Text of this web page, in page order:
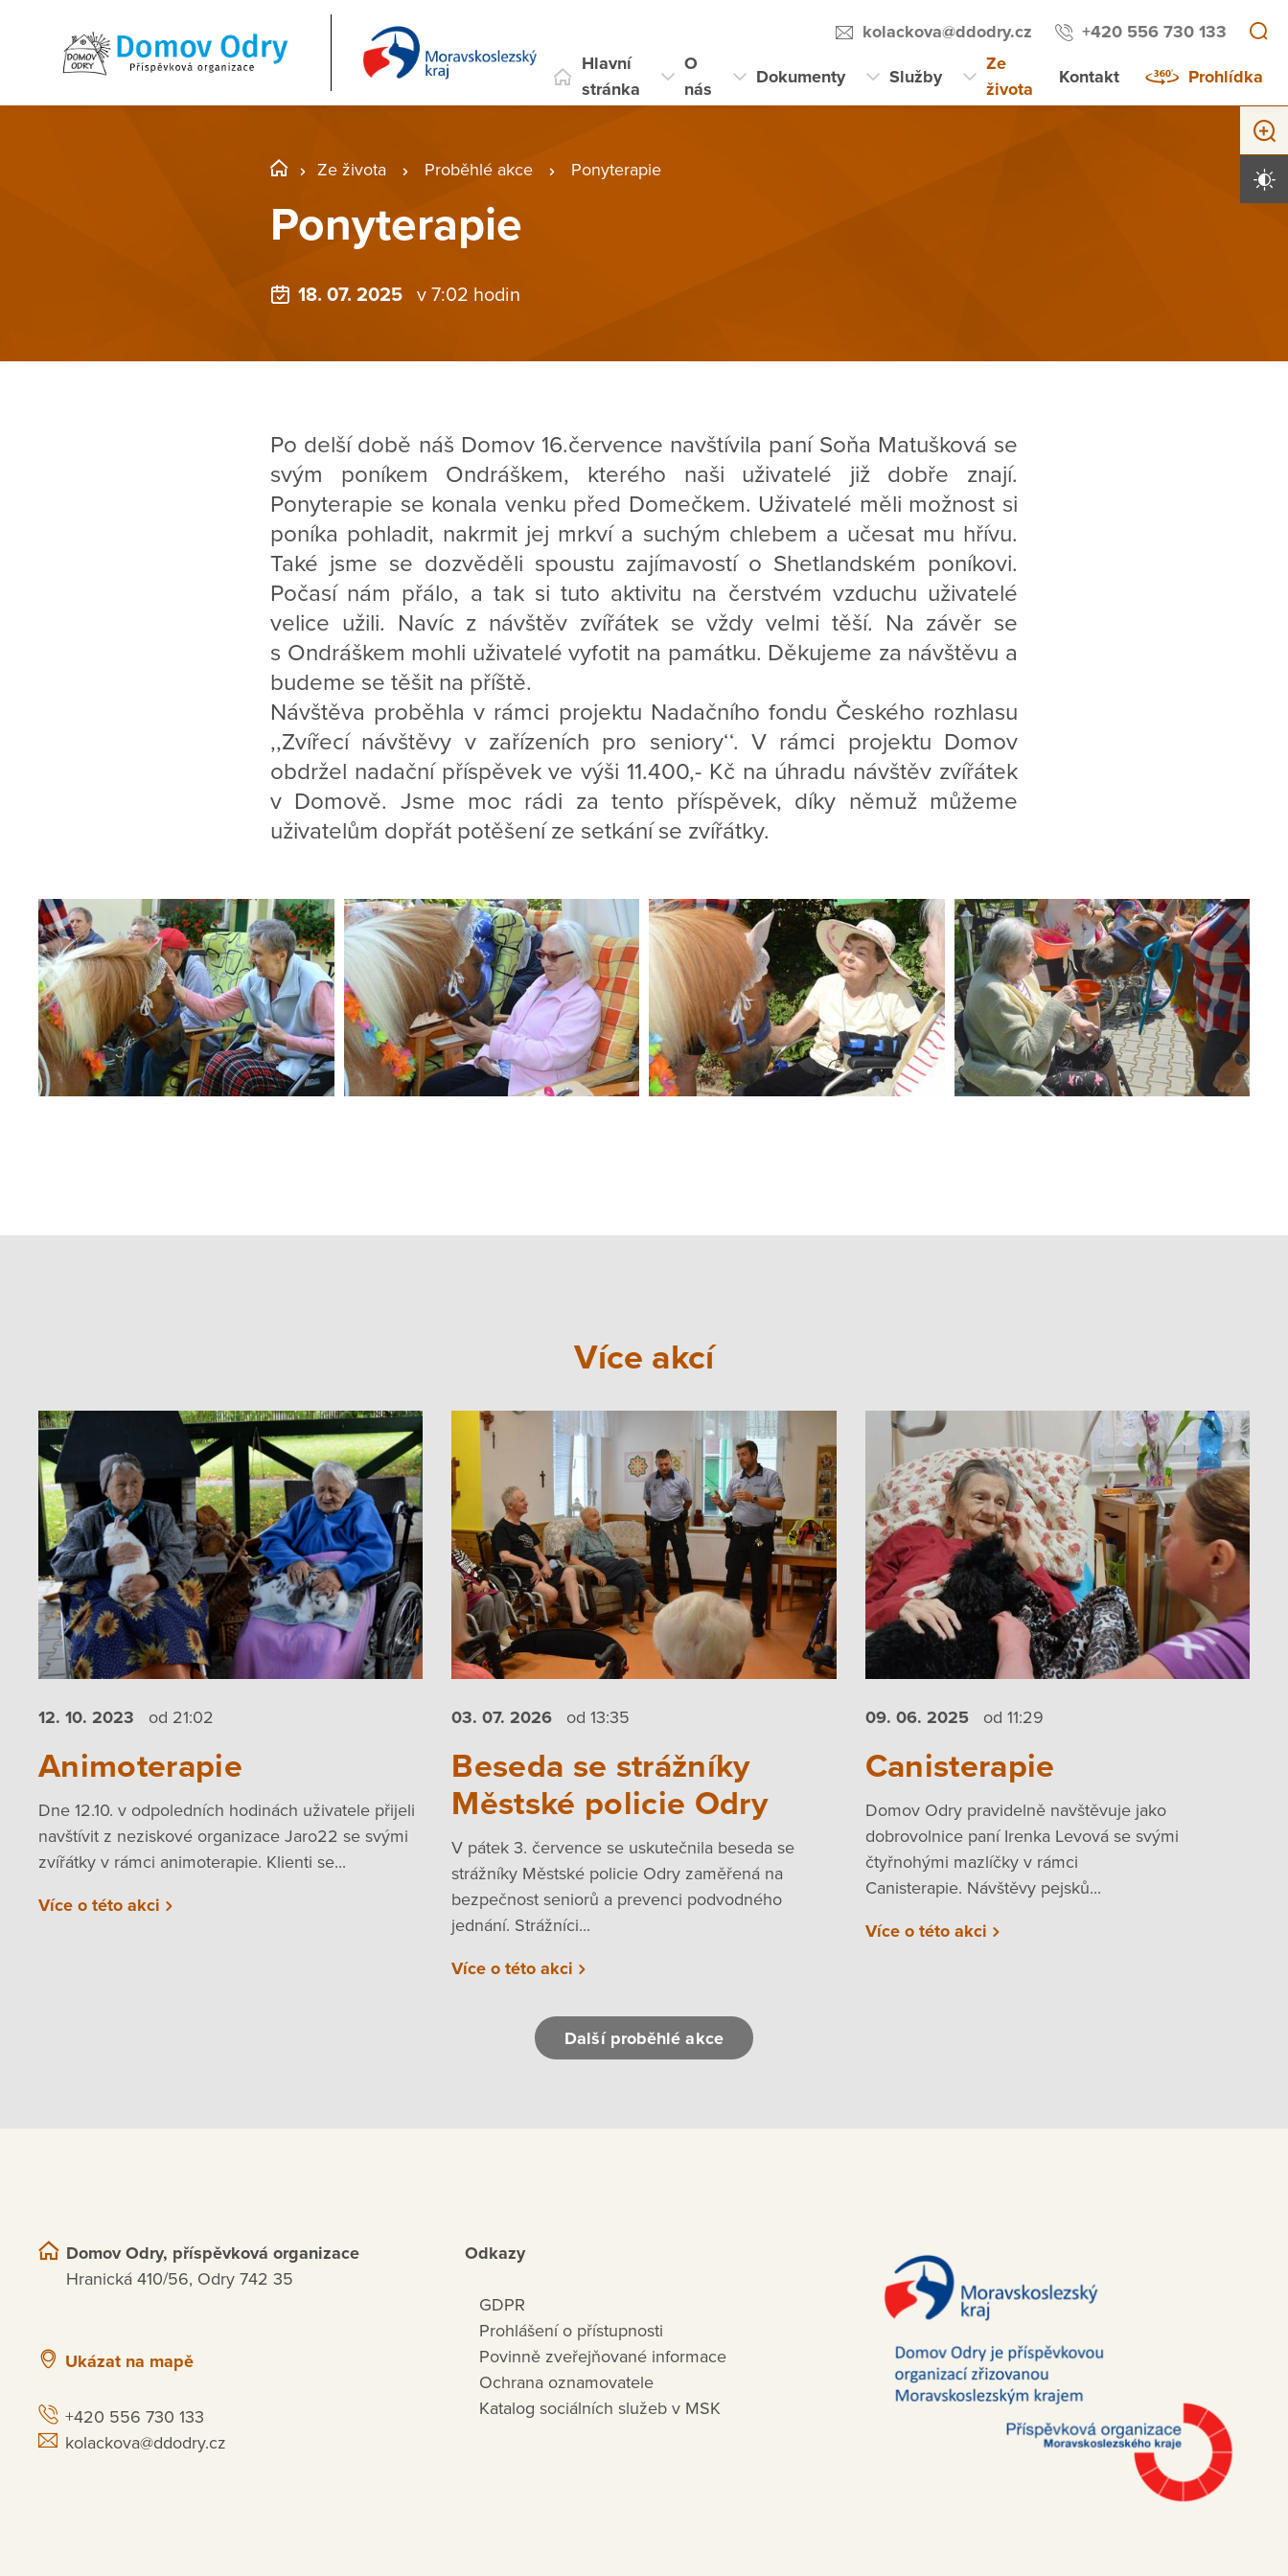
kolackova@ddodry.cz
+420 556 730 133
Hlavní
stránka
O
nás
Dokumenty Služby
Ze
života
Kontakt Prohlídka
Ze života Proběhlé akce Ponyterapie
Ponyterapie
18. 07. 2025 v 7:02 hodin
Po delší době náš Domov 16.července navštívila paní Soňa Matušková se
svým poníkem Ondráškem, kterého naši uživatelé již dobře znají.
Ponyterapie se konala venku před Domečkem. Uživatelé měli možnost si
poníka pohladit, nakrmit jej mrkví a suchým chlebem a učesat mu hřívu.
Také jsme se dozvěděli spoustu zajímavostí o Shetlandském poníkovi.
Počasí nám přálo, a tak si tuto aktivitu na čerstvém vzduchu uživatelé
velice užili. Navíc z návštěv zvířátek se vždy velmi těší. Na závěr se
s Ondráškem mohli uživatelé vyfotit na památku. Děkujeme za návštěvu a
budeme se těšit na příště.
Návštěva proběhla v rámci projektu Nadačního fondu Českého rozhlasu
,,Zvířecí návštěvy v zařízeních pro seniory‘‘. V rámci projektu Domov
obdržel nadační příspěvek ve výši 11.400,- Kč na úhradu návštěv zvířátek
v Domově. Jsme moc rádi za tento příspěvek, díky němuž můžeme
uživatelům dopřát potěšení ze setkání se zvířátky.
Více akcí
12. 10. 2023 od 21:02
Animoterapie
Dne 12.10. v odpoledních hodinách uživatele přijeli
navštívit z neziskové organizace Jaro22 se svými
zvířátky v rámci animoterapie. Klienti se...
Více o této akci
03. 07. 2026 od 13:35
Beseda se strážníky
Městské policie Odry
V pátek 3. července se uskutečnila beseda se
strážníky Městské policie Odry zaměřená na
bezpečnost seniorů a prevenci podvodného
jednání. Strážníci...
Více o této akci
09. 06. 2025 od 11:29
Canisterapie
Domov Odry pravidelně navštěvuje jako
dobrovolnice paní Irenka Levová se svými
čtyřnohými mazlíčky v rámci
Canisterapie. Návštěvy pejsků...
Více o této akci
Další proběhlé akce
Domov Odry, příspěvková organizace
Hranická 410/56, Odry 742 35
Ukázat na mapě
+420 556 730 133
kolackova@ddodry.cz
Odkazy
GDPR
Prohlášení o přístupnosti
Povinně zveřejňované informace
Ochrana oznamovatele
Katalog sociálních služeb v MSK